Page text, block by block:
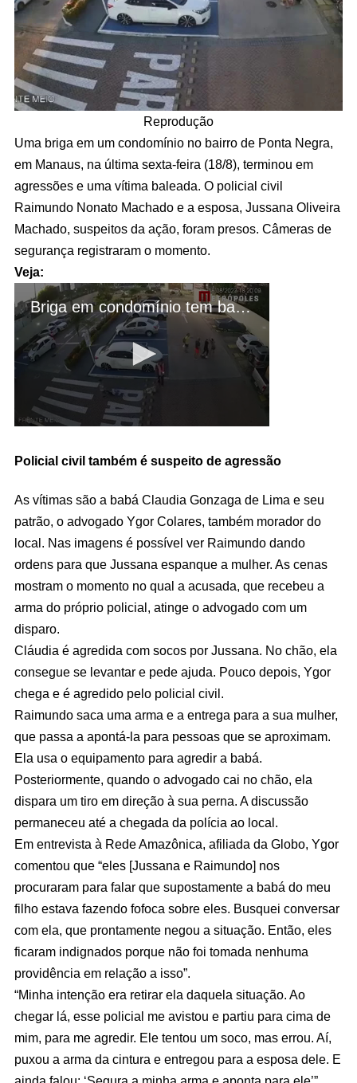
Reprodução
Uma briga em um condomínio no bairro de Ponta Negra,
em Manaus, na última sexta-feira (18/8), terminou em
agressões e uma vítima baleada. O policial civil
Raimundo Nonato Machado e a esposa, Jussana Oliveira
Machado, suspeitos da ação, foram presos. Câmeras de
segurança registraram o momento.
Veja:
Policial civil também é suspeito de agressão
As vítimas são a babá Claudia Gonzaga de Lima e seu
patrão, o advogado Ygor Colares, também morador do
local. Nas imagens é possível ver Raimundo dando
ordens para que Jussana espanque a mulher. As cenas
mostram o momento no qual a acusada, que recebeu a
arma do próprio policial, atinge o advogado com um
disparo.
Cláudia é agredida com socos por Jussana. No chão, ela
consegue se levantar e pede ajuda. Pouco depois, Ygor
chega e é agredido pelo policial civil.
Raimundo saca uma arma e a entrega para a sua mulher,
que passa a apontá-la para pessoas que se aproximam.
Ela usa o equipamento para agredir a babá.
Posteriormente, quando o advogado cai no chão, ela
dispara um tiro em direção à sua perna. A discussão
permaneceu até a chegada da polícia ao local.
Em entrevista à Rede Amazônica, afiliada da Globo, Ygor
comentou que “eles [Jussana e Raimundo] nos
procuraram para falar que supostamente a babá do meu
filho estava fazendo fofoca sobre eles. Busquei conversar
com ela, que prontamente negou a situação. Então, eles
ficaram indignados porque não foi tomada nenhuma
providência em relação a isso”.
“Minha intenção era retirar ela daquela situação. Ao
chegar lá, esse policial me avistou e partiu para cima de
mim, para me agredir. Ele tentou um soco, mas errou. Aí,
puxou a arma da cintura e entregou para a esposa dele. E